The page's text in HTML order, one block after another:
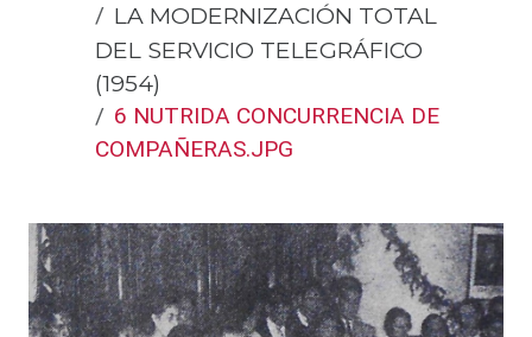
LA MODERNIZACIÓN TOTAL
DEL SERVICIO TELEGRÁFICO
(1954)
6 NUTRIDA CONCURRENCIA DE
COMPAÑERAS.JPG